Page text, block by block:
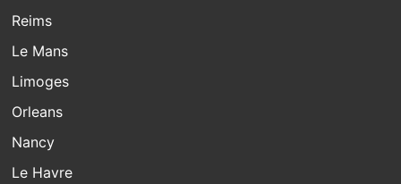
Reims
Le Mans
Limoges
Orleans
Nancy
Le Havre